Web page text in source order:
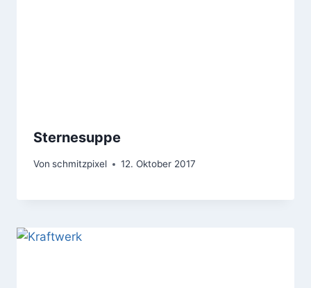
Sternesuppe
Von schmitzpixel 12. Oktober 2017